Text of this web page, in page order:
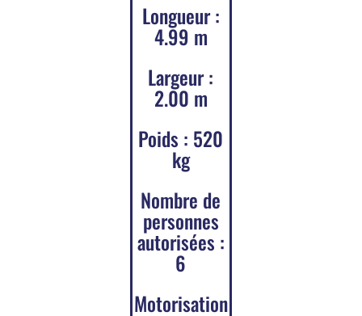
Longueur :
4.99 m
Largeur :
2.00 m
Poids : 520
kg
Nombre de
personnes
autorisées :
6
Motorisation